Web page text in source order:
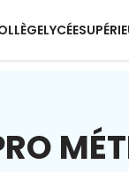
LYCÉE